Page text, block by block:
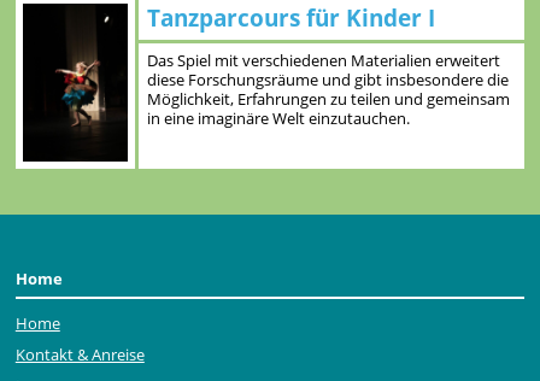
Tanzparcours für Kinder I
Das Spiel mit verschiedenen Materialien erweitert
diese Forschungsräume und gibt insbesondere die
Möglichkeit, Erfahrungen zu teilen und gemeinsam
in eine imaginäre Welt einzutauchen.
Home
Home
Kontakt & Anreise